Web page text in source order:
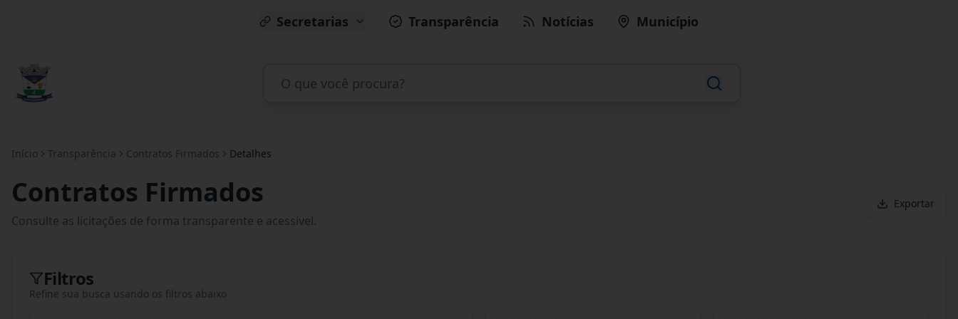
Secretarias Transparência Notícias Município
Início Transparência Contratos Firmados Detalhes
Contratos Firmados
Consulte as licitações de forma transparente e acessível.
Exportar
Filtros
Refine sua busca usando os filtros abaixo